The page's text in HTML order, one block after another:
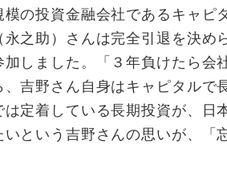
の投資金融会社であるキャ
之助）さんは完全引退を決
しました。「３年負けたら会
吉野さん自身はキャピタルで
定着している長期投資が、
という吉野さんの思いが、「